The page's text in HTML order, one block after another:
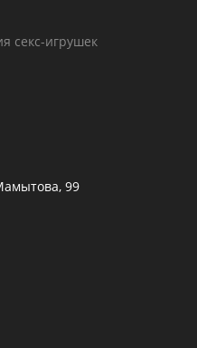
секс-игрушек
99